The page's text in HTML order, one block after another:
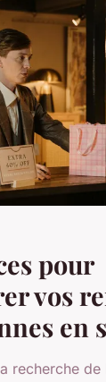
pour
vos
en
recherche